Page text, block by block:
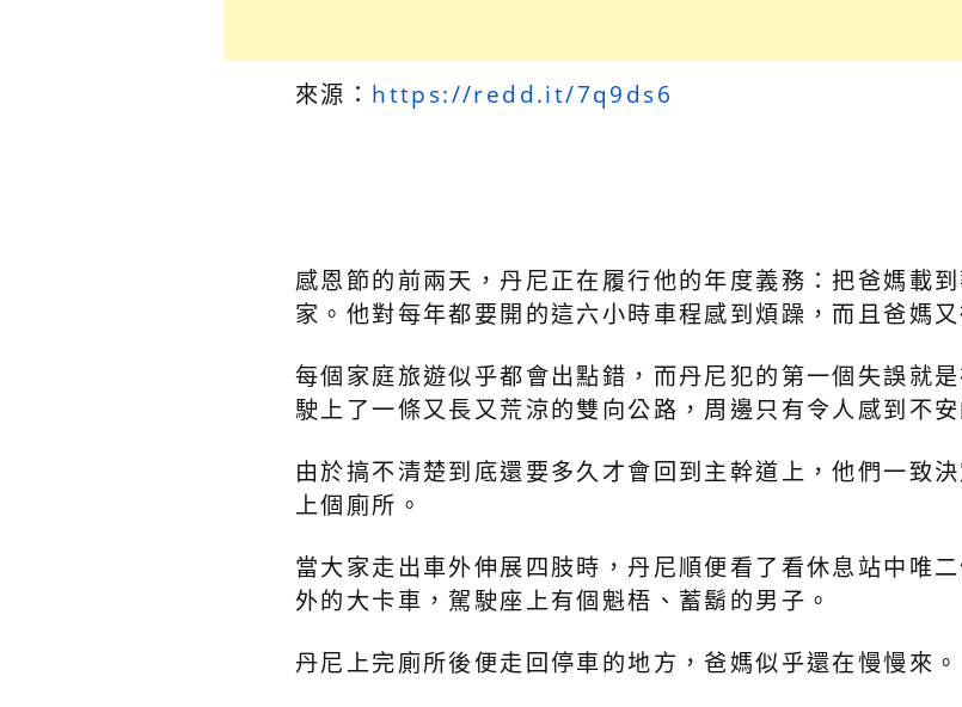
來源： https://redd.it/7q9ds6
感恩節的前兩天，丹尼正在履行他的年度義務：把爸媽載
家。他對每年都要開的這六小時車程感到煩躁，而且爸媽
每個家庭旅遊似乎都會出點錯，而丹尼犯的第一個失誤就
駛上了一條又長又荒涼的雙向公路，周邊只有令人感到不安
由於搞不清楚到底還要多久才會回到主幹道上，他們一致
上個廁所。
當大家走出車外伸展四肢時，丹尼順便看了看休息站中唯
外的大卡車，駕駛座上有個魁梧、蓄鬍的男子。
丹尼上完廁所後便走回停車的地方，爸媽似乎還在慢慢來。